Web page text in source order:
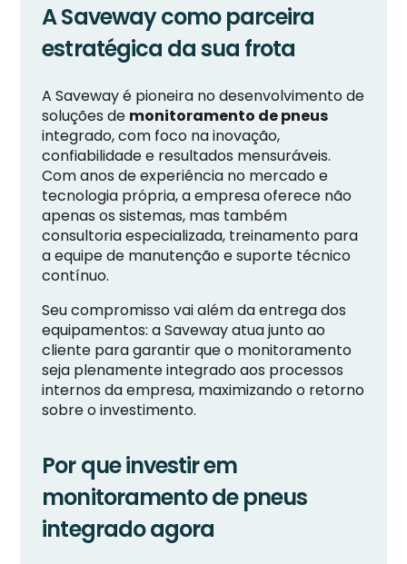
A Saveway como parceira
estratégica da sua frota
A Saveway é pioneira no desenvolvimento de
soluções de monitoramento de pneus
integrado, com foco na inovação,
confiabilidade e resultados mensuráveis.
Com anos de experiência no mercado e
tecnologia própria, a empresa oferece não
apenas os sistemas, mas também
consultoria especializada, treinamento para
a equipe de manutenção e suporte técnico
contínuo.
Seu compromisso vai além da entrega dos
equipamentos: a Saveway atua junto ao
cliente para garantir que o monitoramento
seja plenamente integrado aos processos
internos da empresa, maximizando o retorno
sobre o investimento.
Por que investir em
monitoramento de pneus
integrado agora